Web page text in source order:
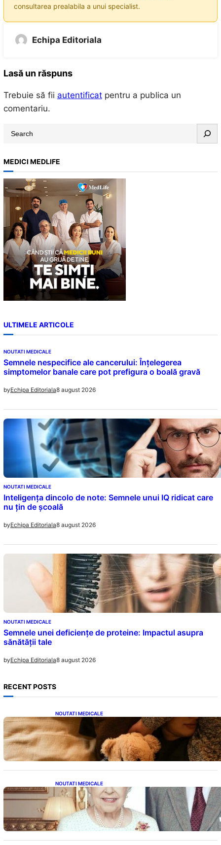
consultarea prealabila a unui specialist.
Echipa Editoriala
Lasă un răspuns
Trebuie să fii autentificatpentru a publica un
comentariu.
r
c
h
MEDICI MEDLIFE
ULTIMELE ARTICOLE
NOUTATI MEDICALE
Semnele nespecifice ale cancerului: Înțelegerea
simptomelor banale care pot prefigura o boală gravă
byEchipa Editoriala8 august 2026
NOUTATI MEDICALE
Inteligența dincolo de note: Semnele unui IQ ridicat care
nu țin de școală
byEchipa Editoriala8 august 2026
NOUTATI MEDICALE
Semnele unei deficiențe de proteine: Impactul asupra
sănătății tale
byEchipa Editoriala8 august 2026
RECENT POSTS
NOUTATI MEDICALE
Somnul Sănătos: Câte Ore Trebuie Să Dormi
în Funcție de Vârstă și Impactul Asupra
Sănătății
NOUTATI MEDICALE
Longevitatea în Rândul Celebrităților: Lecții
din Viața Prințului Philip și a Altora care Au
Fost Pe Punctul de a Împlini 100 de Ani